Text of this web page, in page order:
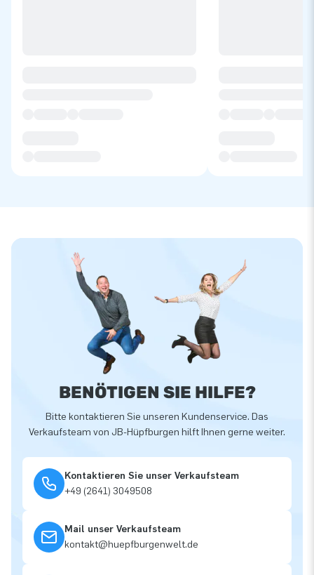
BENÖTIGEN SIE HILFE?
Bitte kontaktieren Sie unseren Kundenservice. Das
Verkaufsteam von JB-Hüpfburgen hilft Ihnen gerne weiter.
Kontaktieren Sie unser Verkaufsteam
+49 (2641) 3049508
Mail unser Verkaufsteam
kontakt@huepfburgenwelt.de